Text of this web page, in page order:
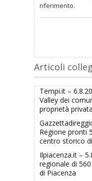
riferimento.
Articoli
Tempi.it –
Valley dei
proprietà
Regione pronti
centro storico
Ilpiacenza.it –
regionale di
di Piacenza